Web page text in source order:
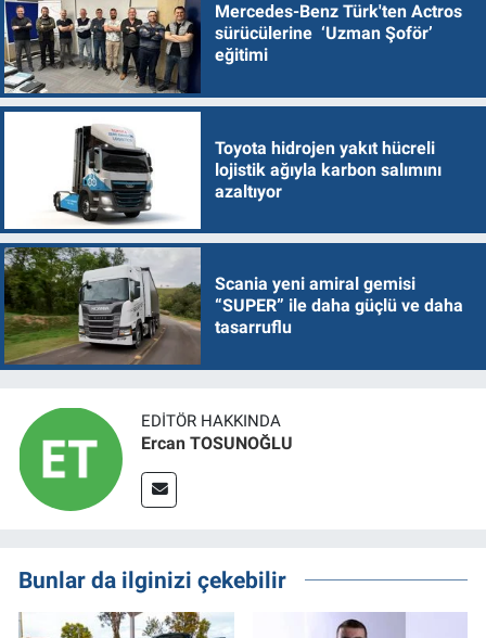
Mercedes-Benz Türk'ten Actros
sürücülerine ‘Uzman Şoför’
eğitimi
Toyota hidrojen yakıt hücreli
lojistik ağıyla karbon salımını
azaltıyor
Scania yeni amiral gemisi
“SUPER” ile daha güçlü ve daha
tasarruflu
EDITÖR HAKKINDA
Ercan TOSUNOĞLU
Bunlar da ilginizi çekebilir